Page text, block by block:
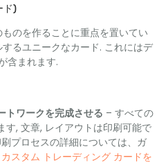
ド)
のを作ることに重点を置いてい
るユニークなカード. これにはデ
含まれます.
トワークを完成させる – すべての
す, 文章, レイアウトは印刷可能で
プロセスの詳細については、ガ
カスタム トレーディング カードを